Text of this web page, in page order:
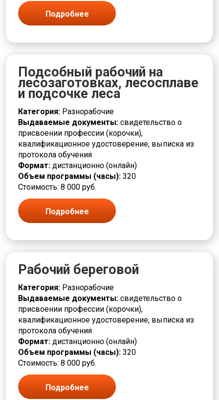
Горное дело
Горнорабочий
Грузчик
Дозировщик
Дренажник
Дробильщик
ЖКХ и городское хозяйство
Заготовщик
Заливщик
Изготовитель
Изолировщик
Инженерные системы
Инструктор
Испытатель
Калибровщик
Кассир
Клейщик
Комплектовщик
Контролер
Красильщик
Красота
Кровельщик
Кузнец
Культура и искусство
Лаборант
Лакировщик
Литейщик
Логистика и снабжение
Маляр
Мастер
Машинист
Медицина и здравоохранение
Подробнее
Подсобный рабочий на
лесозаготовках, лесосплаве
и подсочке леса
Категория: Разнорабочие
Выдаваемые документы: свидетельство о
присвоении профессии (корочки),
квалификационное удостоверение, выписка из
протокола обучения
Формат: дистанционно (онлайн)
Объем программы (часы): 320
Стоимость: 8 000 руб.
Подробнее
Рабочий береговой
Категория: Разнорабочие
Выдаваемые документы: свидетельство о
присвоении профессии (корочки),
квалификационное удостоверение, выписка из
протокола обучения
Формат: дистанционно (онлайн)
Объем программы (часы): 320
Стоимость: 8 000 руб.
Подробнее